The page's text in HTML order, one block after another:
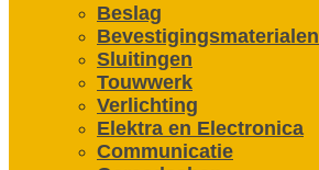
Beslag
Bevestigings­­materialen
Sluitingen
Touwwerk
Verlichting
Elektra en Electronica
Communicatie